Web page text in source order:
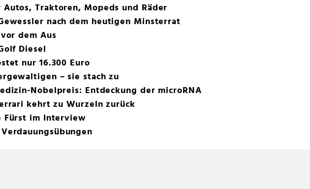
Traktoren, Mopeds und Räder
nach dem heutigen Minsterrat
dem Aus
Diesel
nur 16.300 Euro
– sie stach zu
Nobelpreis: Entdeckung der microRNA
kehrt zu Wurzeln zurück
Fürst im Interview